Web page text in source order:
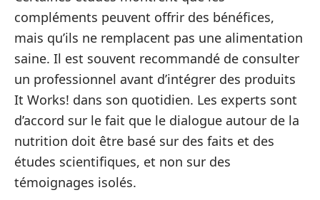
compléments peuvent offrir des bénéfices,
mais qu’ils ne remplacent pas une alimentation
saine. Il est souvent recommandé de consulter
un professionnel avant d’intégrer des produits
It Works! dans son quotidien. Les experts sont
d’accord sur le fait que le dialogue autour de la
nutrition doit être basé sur des faits et des
études scientifiques, et non sur des
témoignages isolés.